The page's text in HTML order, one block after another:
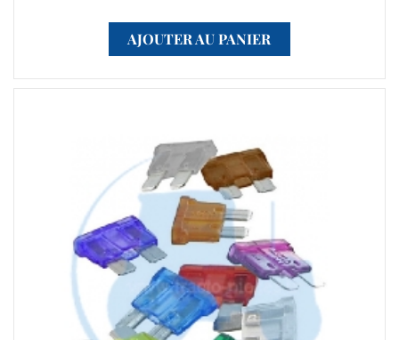
AJOUTER AU PANIER